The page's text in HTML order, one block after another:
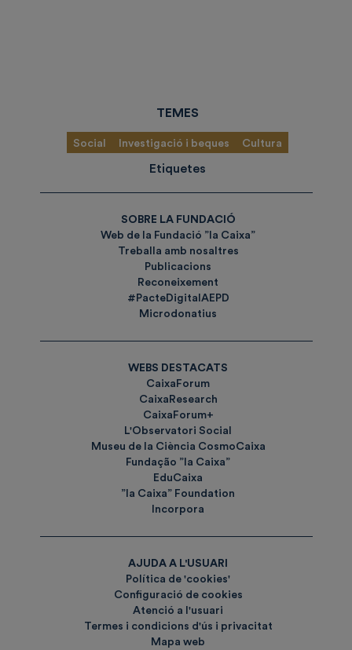
TEMES
Social Investigació i beques Cultura
Etiquetes
SOBRE LA FUNDACIÓ
Web de la Fundació ”la Caixa”
Treballa amb nosaltres
Publicacions
Reconeixement
#PacteDigitalAEPD
Microdonatius
WEBS DESTACATS
CaixaForum
CaixaResearch
CaixaForum+
L'Observatori Social
Museu de la Ciència CosmoCaixa
Fundação ”la Caixa”
EduCaixa
”la Caixa” Foundation
Incorpora
AJUDA A L'USUARI
Política de 'cookies'
Configuració de cookies
Atenció a l'usuari
Termes i condicions d'ús i privacitat
Mapa web